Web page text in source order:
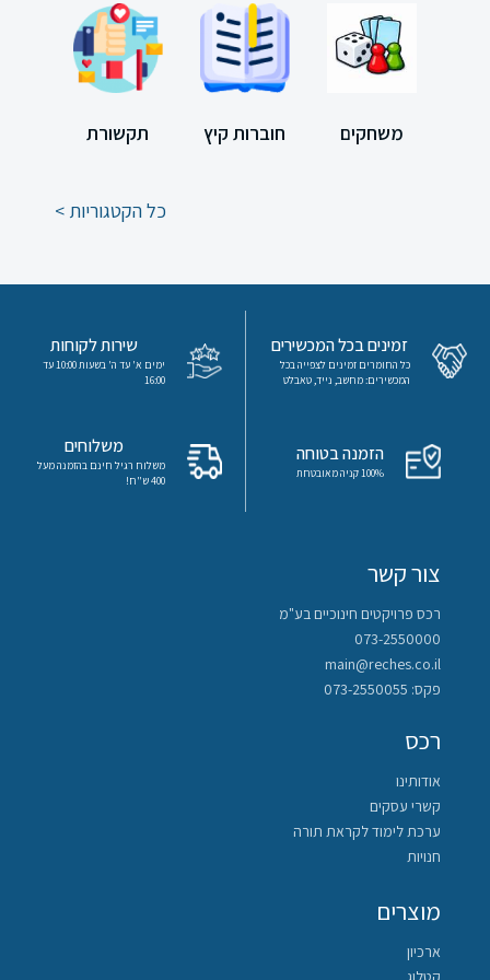
משחקים
מיוחד
תורה
תקשורת חוברות קיץ משחקים
כל הקטגוריות >
זמינים בכל המכשירים
כל החומרים זמינים לצפייה בכל
המכשירים: מחשב, נייד, טאבלט
שירות לקוחות
ימים א' עד ה' בשעות 10:00 עד
16:00
הזמנה בטוחה
100% קניה מאובטחת
משלוחים
משלוח רגיל חינם בהזמנה מעל
400 ש"ח!
צור קשר
רכס פרויקטים חינוכיים בע"מ
073-2550000
main@reches.co.il
פקס: 073-2550055
רכס
אודותינו
קשרי עסקים
ערכת לימוד לקראת תורה
חנויות
מוצרים
ארכיון